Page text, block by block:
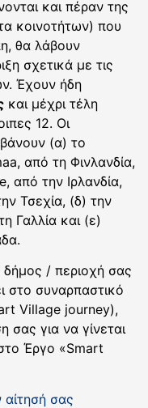
και πέραν της
κοινοτήτων) που
θα λάβουν
σχετικά με τις
Έχουν ήδη
και μέχρι τέλη
12. Οι
(α) το
από τη Φινλανδία,
από την Ιρλανδία,
Τσεχία, (δ) την
Γαλλία και (ε)
δήμος / περιοχή σας
στo συναρπαστικό
Village journey),
σας για να γίνεται
Έργο «Smart
σας